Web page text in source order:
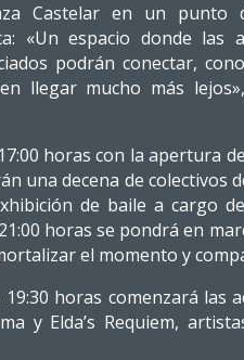
Castelar en un punto
«Un espacio donde las
podrán conectar,
llegar mucho más
horas con la apertura
una decena de colectivos
de baile a cargo
horas se pondrá en
el momento y
horas comenzará las
y Elda’s Requiem,